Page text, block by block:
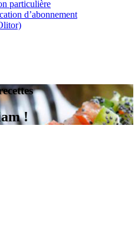
particulière
d’abonnement
!